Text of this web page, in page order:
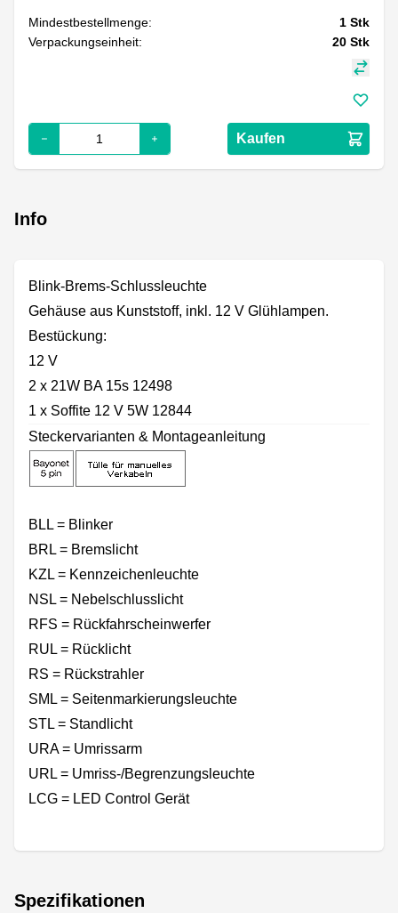
Mindestbestellmenge: 1 Stk
Verpackungseinheit:
20 Stk
Kaufen
Info
Blink-Brems-Schlussleuchte
Gehäuse aus Kunststoff, inkl. 12 V Glühlampen.
Bestückung:
12 V
2 x 21W BA 15s 12498
1 x Soffite 12 V 5W 12844
Steckervarianten & Montageanleitung
BLL = Blinker
BRL = Bremslicht
KZL = Kennzeichenleuchte
NSL = Nebelschlusslicht
RFS = Rückfahrscheinwerfer
RUL = Rücklicht
RS = Rückstrahler
SML = Seitenmarkierungsleuchte
STL = Standlicht
URA = Umrissarm
URL = Umriss-/Begrenzungsleuchte
LCG = LED Control Gerät
Spezifikationen